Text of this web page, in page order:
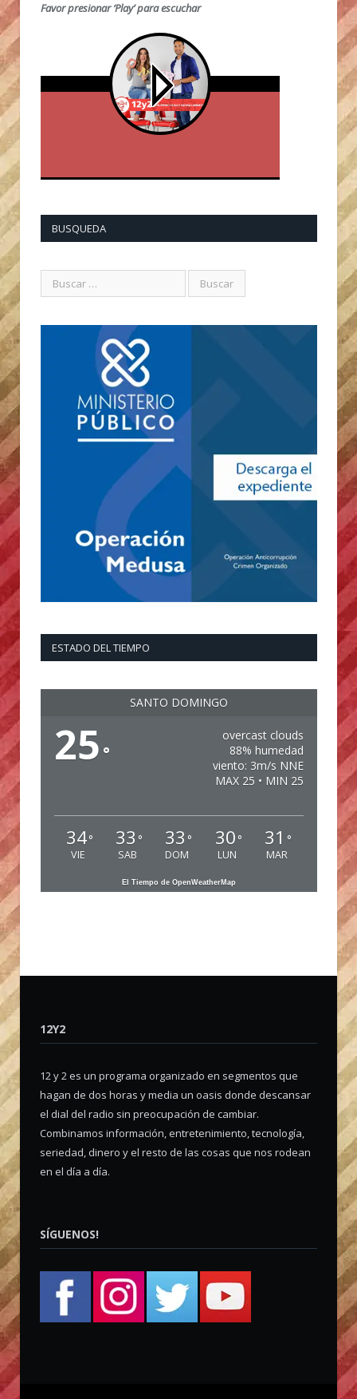
Favor presionar ‘Play’ para escuchar
BUSQUEDA
ESTADO DEL TIEMPO
SANTO DOMINGO
25 °
overcast clouds
88% humedad
viento: 3m/s NNE
MAX 25 • MIN 25
34°
VIE
33 °
SAB
33 °
DOM
30 °
LUN
31 °
MAR
El Tiempo de OpenWeatherMap
12Y2
12 y 2 es un programa organizado en segmentos que
hagan de dos horas y media un oasis donde descansar
el dial del radio sin preocupación de cambiar.
Combinamos información, entretenimiento, tecnología,
seriedad, dinero y el resto de las cosas que nos rodean
en el día a día.
SÍGUENOS!